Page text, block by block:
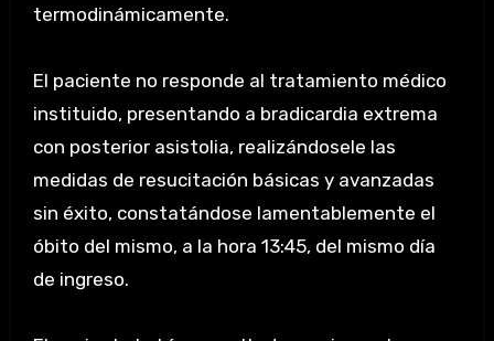
termodinámicamente.
El paciente no responde al tratamiento médico
instituido, presentando a bradicardia extrema
con posterior asistolia, realizándosele las
medidas de resucitación básicas y avanzadas
sin éxito, constatándose lamentablemente el
óbito del mismo, a la hora 13:45, del mismo día
de ingreso.